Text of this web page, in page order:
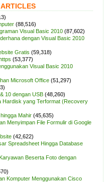
ARTICLES
(88,516)
Visual Basic 2010 (87,602)
dengan Visual Basic 2010
Gratis (59,318)
(53,377)
Visual Basic 2010
Microsoft Office (51,297)
10 dengan USB (48,260)
Hardisk yang Terformat (Recovery
Mahir (45,635)
Menyimpan File Formulir di Google
(42,622)
Spreadsheet Hingga Database
Beserta Foto dengan
Komputer Menggunakan Cisco